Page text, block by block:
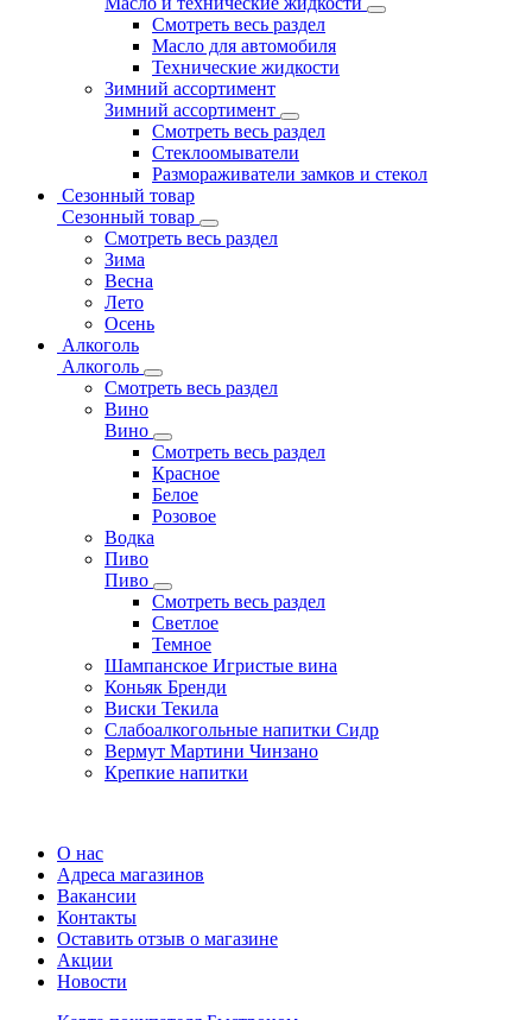
Смотреть весь раздел
Масло для автомобиля
Технические жидкости
Зимний ассортимент
Зимний ассортимент
Смотреть весь раздел
Стеклоомыватели
Размораживатели замков и стекол
Сезонный товар
Сезонный товар
Смотреть весь раздел
Зима
Весна
Лето
Осень
Алкоголь
Алкоголь
Смотреть весь раздел
Вино
Вино
Смотреть весь раздел
Красное
Белое
Розовое
Водка
Пиво
Пиво
Смотреть весь раздел
Cветлое
Темное
Шампанское Игристые вина
Коньяк Бренди
Виски Текила
Слабоалкогольные напитки Сидр
Вермут Мартини Чинзано
Крепкие напитки
О нас
Адреса магазинов
Вакансии
Контакты
Оставить отзыв о магазине
Акции
Новости